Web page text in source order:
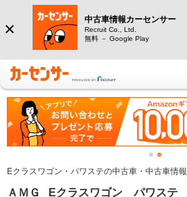
中古車情報カーセンサー
Recruit Co., Ltd.
無料 － Google Play
Eクラスワゴン・パワステの中古車・中古車情報
ＡＭＧ Eクラスワゴン パワステ